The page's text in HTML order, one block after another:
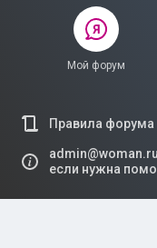
Мой форум
Правила форума
если нужна